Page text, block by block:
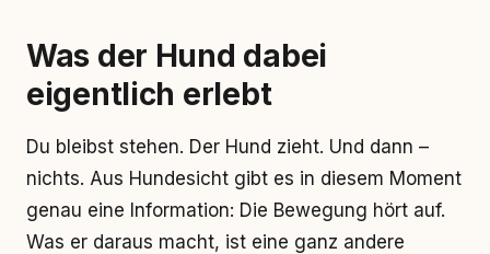
Was der Hund dabei
eigentlich erlebt
Du bleibst stehen. Der Hund zieht. Und dann –
nichts. Aus Hundesicht gibt es in diesem Moment
genau eine Information: Die Bewegung hört auf.
Was er daraus macht, ist eine ganz andere